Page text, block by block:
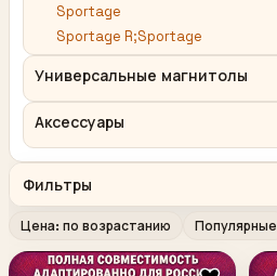
Sportage
Sportage R;Sportage
Универсальные магнитолы
Аксессуары
Фильтры
Цена: по возрастанию Популярные